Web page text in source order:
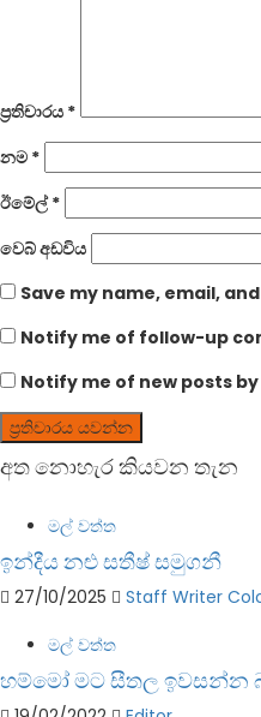
ප්‍රතිචාරය *
නම *
ඊමේල්*
වෙබ් අඩවිය
Save my name, email,
Notify me of follow-up
Notify me of new posts
අත නොහැර කියවන තැන
මල් වත්ත
ඉන්දීය නළු සතීෂ් සමුගනී
27/10/2025
Staff Writer
මල් වත්ත
හම්මෝ මට සීතල ඉවසන්න